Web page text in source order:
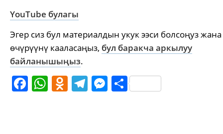
YouTube булагы
Эгер сиз бул материалдын укук ээси болсоңуз жана
өчүрүүнү кааласаңыз, бул баракча аркылуу
байланышыңыз.
Facebook
WhatsApp
Odnoklassniki
Telegram
Messenger
Share